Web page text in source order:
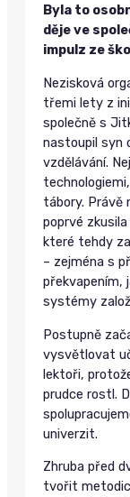
Byla to
děje ve
impulz ze
Nezisková
třemi lety z
společně s
nastoupil syn
vzdělávání.
tábory. Právě
poprvé
které tehdy
– zejména s
překvapením,
systémy
Postupně
vysvětlovat
lektoři,
prudce rostl.
univerzit.
Zhruba před
tvořit